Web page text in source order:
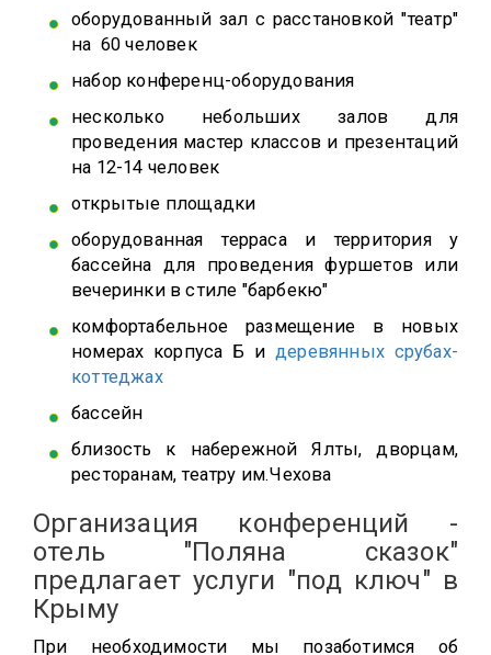
​оборудованный зал с расстановкой "театр"
на 60 человек
набор конференц-оборудования
несколько небольших залов для
проведения мастер классов и презентаций
на 12-14 человек
открытые площадки
оборудованная терраса и территория у
бассейна для проведения фуршетов или
вечеринки в стиле "барбекю"
комфортабельное размещение в новых
номерах корпуса Б и деревянных срубах-
коттеджах
бассейн
близость к набережной Ялты, дворцам,
ресторанам, театру им.Чехова​
Организация конференций -
отель "Поляна сказок"
предлагает услуги "под ключ" в
Крыму
При необходимости мы позаботимся об